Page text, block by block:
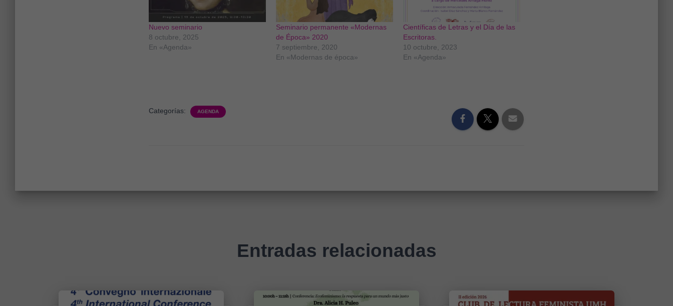
Nuevo seminario
8 octubre, 2025
En «Agenda»
Seminario permanente «Modernas
de Época» 2020
7 septiembre, 2020
En «Modernas de época»
Científicas de Letras y el Día de las
Escritoras.
10 octubre, 2023
En «Agenda»
Categorías: AGENDA
Entradas relacionadas